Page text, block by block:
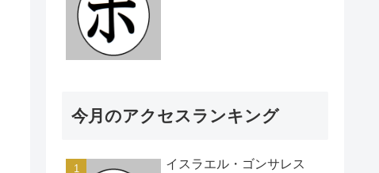
今月のアクセスランキング
イスラエル・ゴンサレス